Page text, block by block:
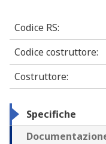
Codice RS:
Codice costruttore:
Costruttore:
Specifiche